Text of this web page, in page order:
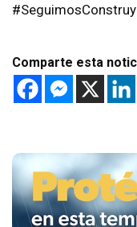
Comparte esta